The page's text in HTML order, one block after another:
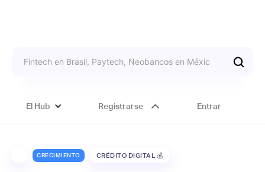
El Hub Registrarse Entrar
CRECIMIENTO CRÉDITO DIGITAL 💰